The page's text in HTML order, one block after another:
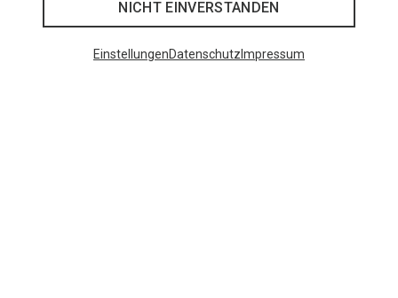
NICHT EINVERSTANDEN
EinstellungenDatenschutz Impressum